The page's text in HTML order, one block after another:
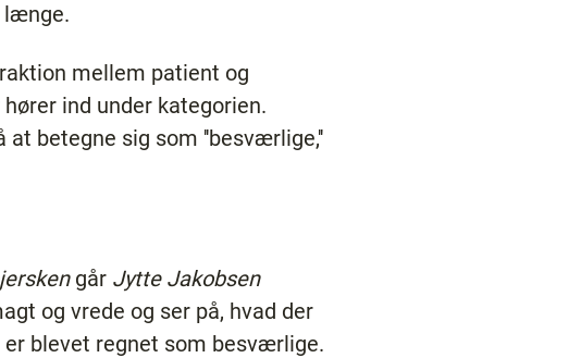
længe.
mellem patient og
ind under kategorien.
at betegne sig som ''besværlige,''
går Jytte Jakobsen
og vrede og ser på, hvad der
blevet regnet som besværlige.